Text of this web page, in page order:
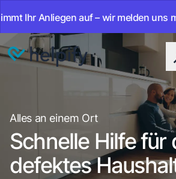
Anliegen auf – wir melden uns mit
Alles an einem Ort
Schnelle Hilfe für
defektes